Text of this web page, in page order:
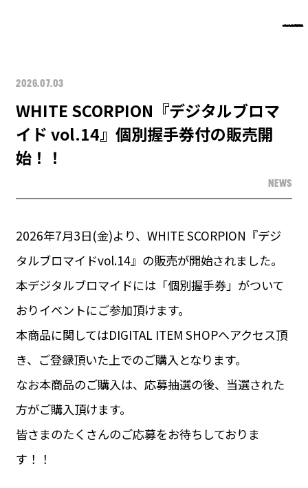
2026.07.03
WHITE SCORPION『デジタルブロマ
イド vol.14』個別握手券付の販売開
始！！
NEWS
2026年7月3日(金)より、WHITE SCORPION『デジ
タルブロマイドvol.14』の販売が開始されました。
本デジタルブロマイドには「個別握手券」がついて
おりイベントにご参加頂けます。
本商品に関してはDIGITAL ITEM SHOPへアクセス頂
き、ご登録頂いた上でのご購入となります。
なお本商品のご購入は、応募抽選の後、当選された
方がご購入頂けます。
皆さまのたくさんのご応募をお待ちしておりま
す！！